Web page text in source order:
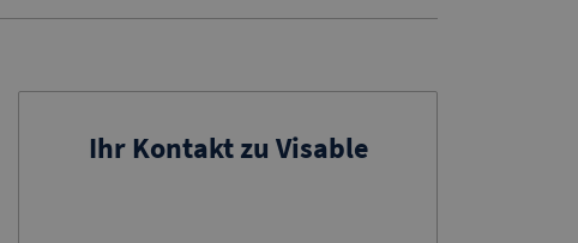
Ihr Kontakt zu Visable